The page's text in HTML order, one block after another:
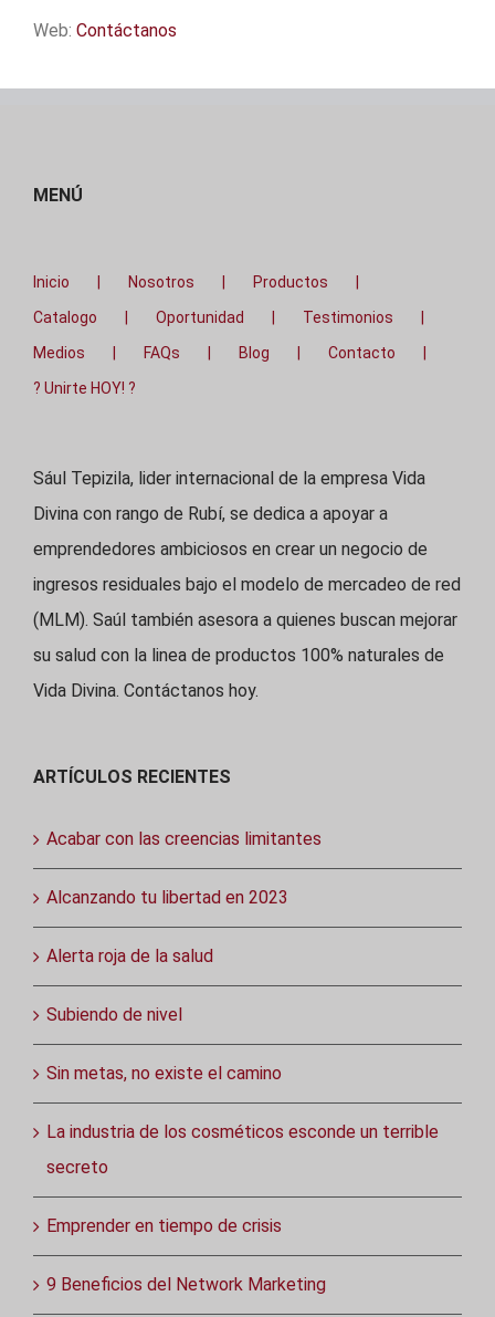
Web: Contáctanos
MENÚ
Inicio Nosotros
Productos
Catalogo
Oportunidad
Testimonios
Medios
FAQs Blog
Contacto
? Unirte HOY! ?
Sául Tepizila, lider internacional de la empresa Vida
Divina con rango de Rubí, se dedica a apoyar a
emprendedores ambiciosos en crear un negocio de
ingresos residuales bajo el modelo de mercadeo de red
(MLM). Saúl también asesora a quienes buscan mejorar
su salud con la linea de productos 100% naturales de
Vida Divina. Contáctanos hoy.
ARTÍCULOS RECIENTES
Acabar con las creencias limitantes
Alcanzando tu libertad en 2023
Alerta roja de la salud
Subiendo de nivel
Sin metas, no existe el camino
La industria de los cosméticos esconde un terrible
secreto
Emprender en tiempo de crisis
9 Beneficios del Network Marketing